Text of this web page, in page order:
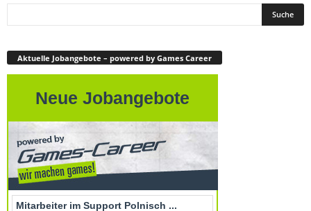
Aktuelle Jobangebote – powered by Games Career